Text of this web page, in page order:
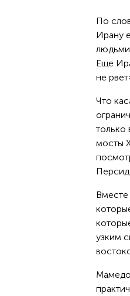
По
Ирану
Еще
не
Что
только
мосты
Вместе
узким